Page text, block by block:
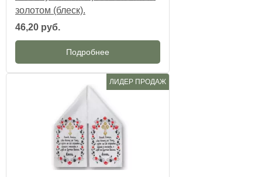
золотом (блеск).
46,20 руб.
Подробнее
ЛИДЕР ПРОДАЖ